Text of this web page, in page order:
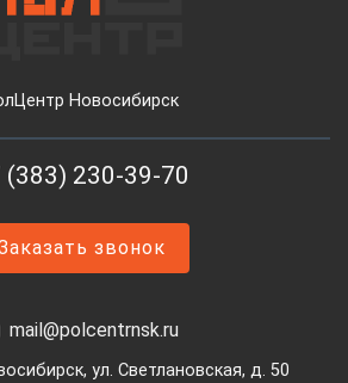
Новосибирск
(383) 230-39-70
звонок
mail@polcentrnsk.ru
ул. Светлановская, д. 50